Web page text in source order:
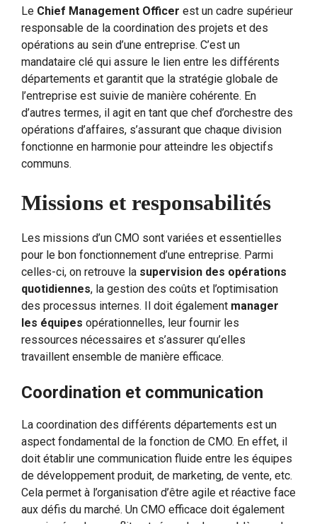
Le Chief Management Officer est un cadre supérieur
responsable de la coordination des projets et des
opérations au sein d’une entreprise. C’est un
mandataire clé qui assure le lien entre les différents
départements et garantit que la stratégie globale de
l’entreprise est suivie de manière cohérente. En
d’autres termes, il agit en tant que chef d’orchestre des
opérations d’affaires, s’assurant que chaque division
fonctionne en harmonie pour atteindre les objectifs
communs.
Missions et responsabilités
Les missions d’un CMO sont variées et essentielles
pour le bon fonctionnement d’une entreprise. Parmi
celles-ci, on retrouve la supervision des opérations
quotidiennes, la gestion des coûts et l’optimisation
des processus internes. Il doit également manager
les équipes opérationnelles, leur fournir les
ressources nécessaires et s’assurer qu’elles
travaillent ensemble de manière efficace.
Coordination et communication
La coordination des différents départements est un
aspect fondamental de la fonction de CMO. En effet, il
doit établir une communication fluide entre les équipes
de développement produit, de marketing, de vente, etc.
Cela permet à l’organisation d’être agile et réactive face
aux défis du marché. Un CMO efficace doit également